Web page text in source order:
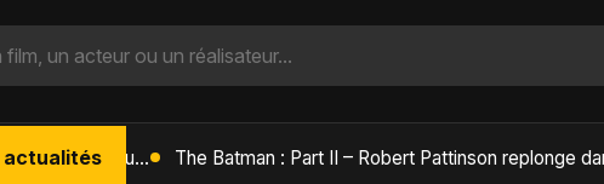
actualités L'Âge de Glace : Le Réveil du Volcan – Manny, Sid et Diego de retour pour une aventure explosive